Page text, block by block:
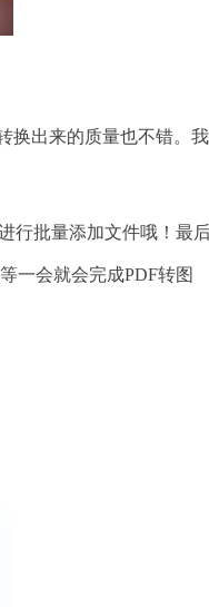
换出来的质量也不错。我
行批量添加文件哦！最
一会就会完成PDF转图